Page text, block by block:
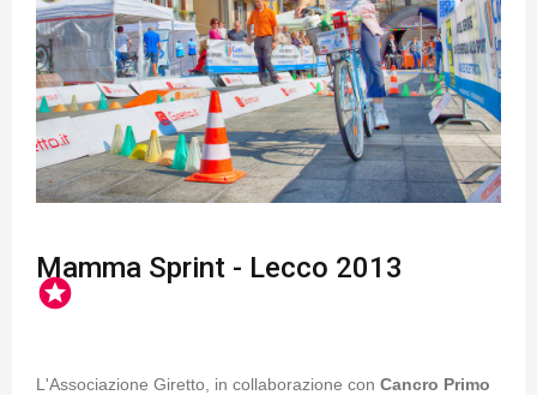
Mamma Sprint - Lecco 2013
stars
L'Associazione Giretto, in collaborazione con Cancro Primo